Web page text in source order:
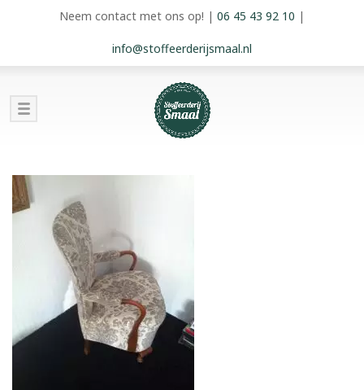
Neem contact met ons op! | 06 45 43 92 10 |
info@stoffeerderijsmaal.nl